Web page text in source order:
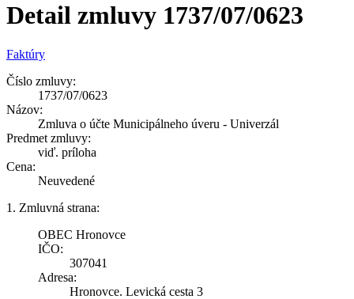
Detail zmluvy 1737/07/0623
Faktúry
Číslo zmluvy:
1737/07/0623
Názov:
Zmluva o účte Municipálneho úveru - Univerzál
Predmet zmluvy:
viď. príloha
Cena:
Neuvedené
1. Zmluvná strana:
OBEC Hronovce
IČO:
307041
Adresa:
Hronovce. Levická cesta 3